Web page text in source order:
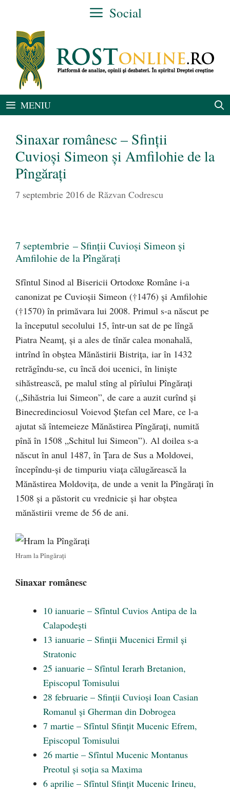
conținut
Social
MENIU
Sinaxar românesc – Sfinții
Cuvioși Simeon și Amfilohie de la
Pîngărați
7 septembrie 2016 de Răzvan Codrescu
7 septembrie – Sfinții Cuvioși Simeon și
Amfilohie de la Pîngărați
Sfîntul Sinod al Bisericii Ortodoxe Române i-a
canonizat pe Cuvioșii Simeon (†1476) și Amfilohie
(†1570) în primăvara lui 2008. Primul s-a născut pe
la începutul secolului 15, într-un sat de pe lîngă
Piatra Neamț, și a ales de tînăr calea monahală,
intrînd în obștea Mănăstirii Bistrița, iar în 1432
retrăgîndu-se, cu încă doi ucenici, în liniște
sihăstrească, pe malul stîng al pîrîului Pîngărați
(„Sihăstria lui Simeon”, de care a auzit curînd și
Binecredinciosul Voievod Ștefan cel Mare, ce l-a
ajutat să întemeieze Mănăstirea Pîngărați, numită
pînă în 1508 „Schitul lui Simeon”). Al doilea s-a
născut în anul 1487, în Țara de Sus a Moldovei,
începîndu-și de timpuriu viața călugărească la
Mănăstirea Moldovița, de unde a venit la Pîngărați în
1508 și a păstorit cu vrednicie și har obștea
mănăstirii vreme de 56 de ani.
Hram la Pîngărați
Sinaxar românesc
10 ianuarie – Sfîntul Cuvios Antipa de la
Calapodești
13 ianuarie – Sfinții Mucenici Ermil și
Stratonic
25 ianuarie – Sfîntul Ierarh Bretanion,
Episcopul Tomisului
28 februarie – Sfinții Cuvioși Ioan Casian
Romanul și Gherman din Dobrogea
7 martie – Sfîntul Sfințit Mucenic Efrem,
Episcopul Tomisului
26 martie – Sfîntul Mucenic Montanus
Preotul și soția sa Maxima
6 aprilie – Sfîntul Sfințit Mucenic Irineu,